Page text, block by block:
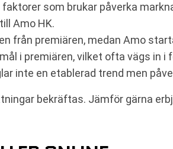
som brukar påverka
Amo HK.
från premiären, medan Amo
i premiären, vilket ofta vägs in i
inte en etablerad trend men
bekräftas. Jämför gärna